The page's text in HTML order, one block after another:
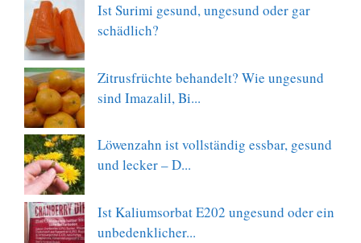
Ist Surimi gesund, ungesund oder gar
schädlich?
Zitrusfrüchte behandelt? Wie ungesund
sind Imazalil, Bi...
Löwenzahn ist vollständig essbar, gesund
und lecker – D...
Ist Kaliumsorbat E202 ungesund oder ein
unbedenklicher...